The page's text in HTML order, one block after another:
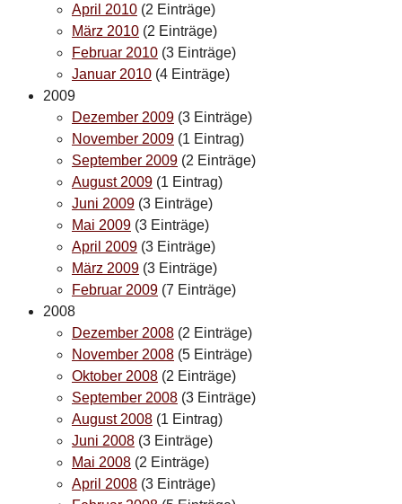
April 2010 (2 Einträge)
März 2010 (2 Einträge)
Februar 2010 (3 Einträge)
Januar 2010 (4 Einträge)
2009
Dezember 2009 (3 Einträge)
November 2009 (1 Eintrag)
September 2009 (2 Einträge)
August 2009 (1 Eintrag)
Juni 2009 (3 Einträge)
Mai 2009 (3 Einträge)
April 2009 (3 Einträge)
März 2009 (3 Einträge)
Februar 2009 (7 Einträge)
2008
Dezember 2008 (2 Einträge)
November 2008 (5 Einträge)
Oktober 2008 (2 Einträge)
September 2008 (3 Einträge)
August 2008 (1 Eintrag)
Juni 2008 (3 Einträge)
Mai 2008 (2 Einträge)
April 2008 (3 Einträge)